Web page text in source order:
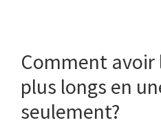
Comment avoir
plus longs en
seulement?